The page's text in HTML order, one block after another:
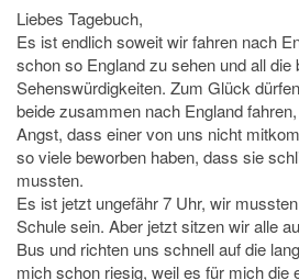
Liebes Tagebuch,
Es ist endlich soweit wir fahren nach
schon so England zu sehen und all die
Sehenswürdigkeiten. Zum Glück
beide zusammen nach England
Angst, dass einer von uns nicht
so viele beworben haben, dass sie
mussten.
Es ist jetzt ungefähr 7 Uhr, wir
Schule sein. Aber jetzt sitzen wir alle
Bus und richten uns schnell auf die
mich schon riesig, weil es für mich die